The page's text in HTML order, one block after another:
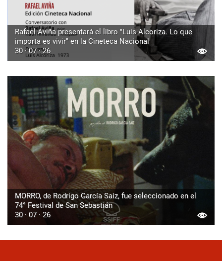
Rafael Aviña presentará el libro "Luis Alcoriza. Lo que
importa es vivir" en la Cineteca Nacional
30 · 07 · 26
MORRO, de Rodrigo García Saiz, fue seleccionado en el
74° Festival de San Sebastián
30 · 07 · 26